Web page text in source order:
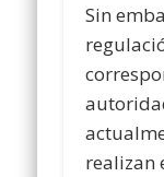
Sin
realizan